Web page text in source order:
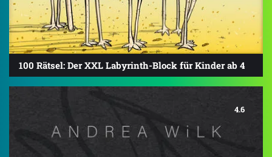
100 Rätsel: Der XXL Labyrinth-Block für Kinder ab 4
4.6